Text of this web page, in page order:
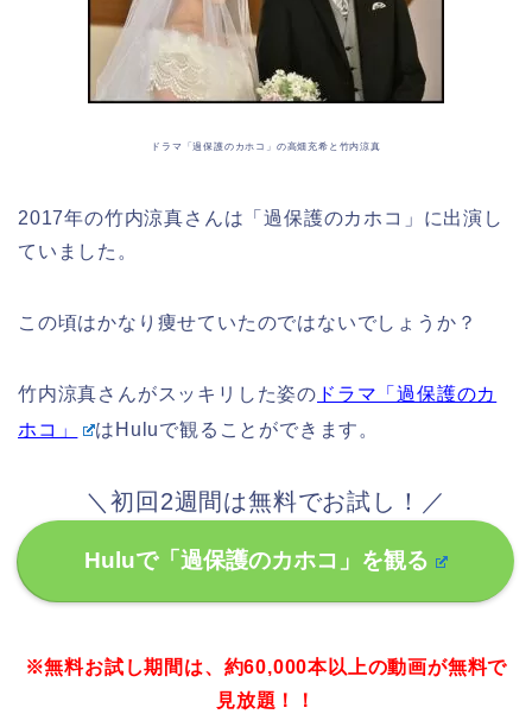
ドラマ「過保護のカホコ」の高畑充希と竹内涼真
2017年の竹内涼真さんは「過保護のカホコ」に出演し
ていました。
この頃はかなり痩せていたのではないでしょうか？
竹内涼真さんがスッキリした姿の ドラマ「過保護のカ
ホコ」
はHuluで観ることができます。
＼初回2週間は無料でお試し！／
Huluで「過保護のカホコ」を観る
※無料お試し期間は、約60,000本以上の動画が無料で
見放題！！